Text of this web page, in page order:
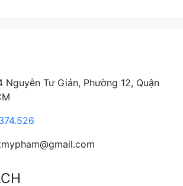
Tư Giản, Phường 12, Quận